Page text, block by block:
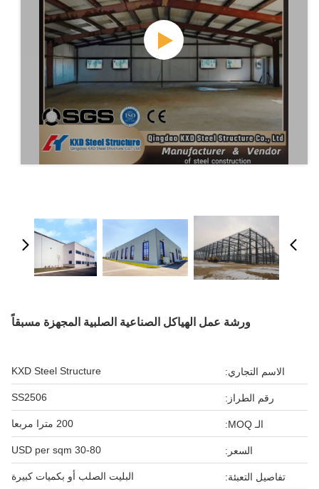
ورشة عمل الهياكل الصناعية الصلبية المجهزة مسبقاً
الاسم التجاري: KXD Steel Structure
رقم الطراز: SS2506
الـ MOQ: 200 مترا مربعا
السعر: 30-80 USD per sqm
تفاصيل التعبئة: البليت الصلب أو بكميات كبيرة